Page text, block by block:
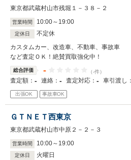
東京都武蔵村山市残堀１－３８－２
営業時間 10:00～ 19:00
定休日
不定休
カスタムカー、改造車、不動車、事故車
など査定ＯＫ！絶賛買取強化中！
総合評価 - （-件）
査定額： - 連絡： - 査定対応： - 車引渡し：
出張OK 事故車OK
ＧＴＮＥＴ西東京
東京都武蔵村山市中原２－２－３
営業時間 10:00～ 19:00
定休日
火曜日